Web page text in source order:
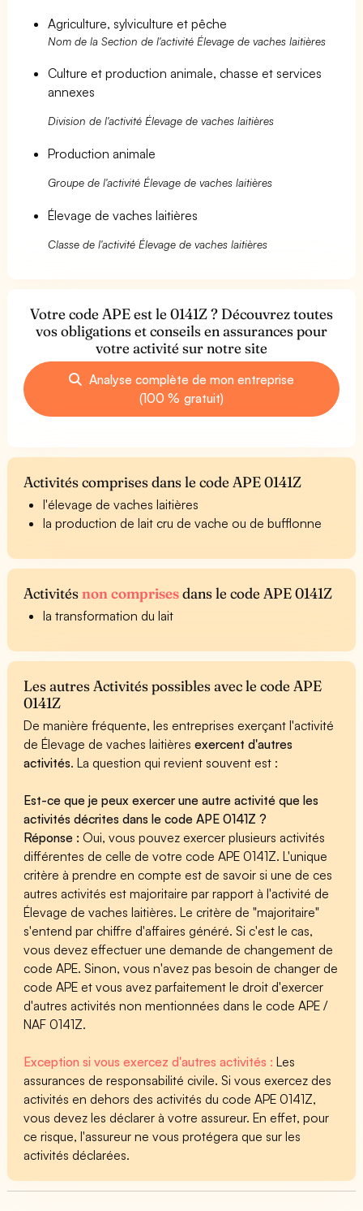
Agriculture, sylviculture et pêche
Nom de la Section de l'activité Élevage de vaches laitières
Culture et production animale, chasse et services
annexes
Division de l'activité Élevage de vaches laitières
Production animale
Groupe de l'activité Élevage de vaches laitières
Élevage de vaches laitières
Classe de l'activité Élevage de vaches laitières
Votre code APE est le 0141Z ? Découvrez toutes
vos obligations et conseils en assurances pour
votre activité sur notre site
Analyse complète de mon entreprise
(100 % gratuit)
Activités comprises dans le code APE 0141Z
l'élevage de vaches laitières
la production de lait cru de vache ou de bufflonne
Activitésnon comprisesdans le code APE 0141Z
la transformation du lait
Les autres Activités possibles avec le code APE
0141Z
De manière fréquente, les entreprises exerçant l'activité
de Élevage de vaches laitièresexercent d'autres
activités. La question qui revient souvent est :
Est-ce que je peux exercer une autre activité que les
activités décrites dans le code APE 0141Z ?
Réponse :Oui, vous pouvez exercer plusieurs activités
différentes de celle de votre code APE 0141Z. L'unique
critère à prendre en compte est de savoir si une de ces
autres activités est majoritaire par rapport à l'activité de
Élevage de vaches laitières. Le critère de "majoritaire"
s'entend par chiffre d'affaires généré. Si c'est le cas,
vous devez effectuer une demande de changement de
code APE. Sinon, vous n'avez pas besoin de changer de
code APE et vous avez parfaitement le droit d'exercer
d'autres activités non mentionnées dans le code APE /
NAF 0141Z.
Exception si vous exercez d'autres activités :Les
assurances de responsabilité civile. Si vous exercez des
activités en dehors des activités du code APE 0141Z,
vous devez les déclarer à votre assureur. En effet, pour
ce risque, l'assureur ne vous protégera que sur les
activités déclarées.